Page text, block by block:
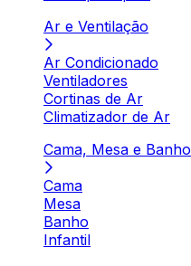
Ar e Ventilação
Ar Condicionado
Ventiladores
Cortinas de Ar
Climatizador de Ar
Cama, Mesa e Banho
Cama
Mesa
Banho
Infantil